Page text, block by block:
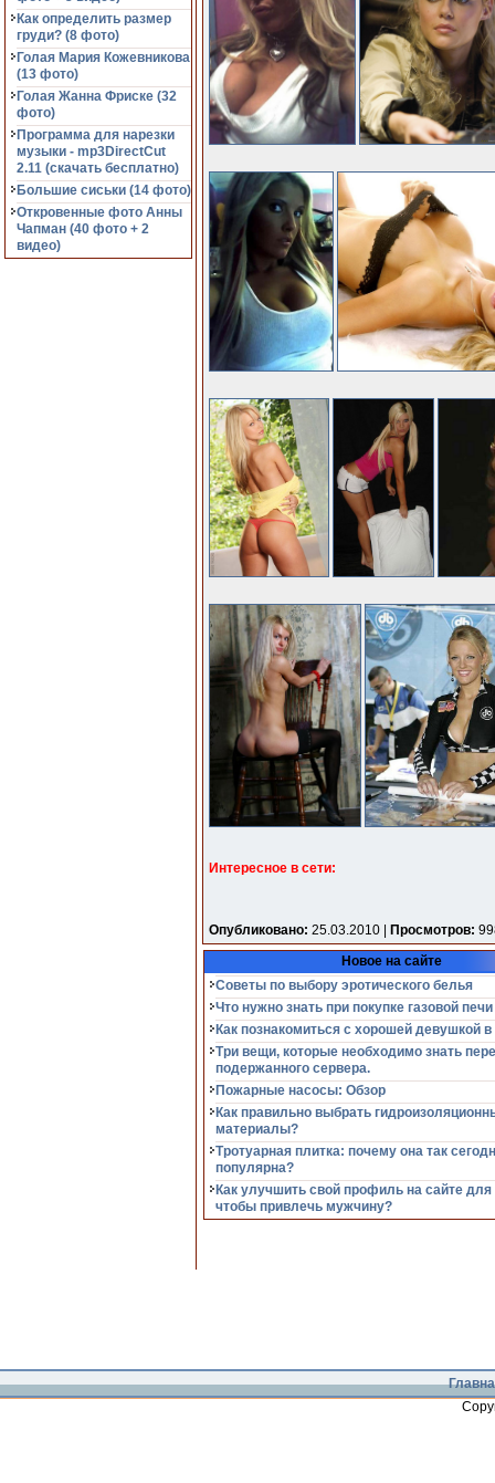
Как определить размер
груди? (8 фото)
Голая Мария Кожевникова
(13 фото)
Голая Жанна Фриске (32
фото)
Программа для нарезки
музыки - mp3DirectCut
2.11 (cкачать бесплатно)
Большие сиськи (14 фото)
Откровенные фото Анны
Чапман (40 фото + 2
видео)
Интересное в сети:
Опубликовано: 25.03.2010 | Просмотров:
Новое на сайте
Советы по выбору эротического белья
Что нужно знать при покупке газовой печи
Как познакомиться с хорошей девушкой в
Три вещи, которые необходимо знать
подержанного сервера.
Пожарные насосы: Обзор
Как правильно выбрать
материалы?
Тротуарная плитка: почему она так
популярна?
Как улучшить свой профиль на сайте для
чтобы привлечь мужчину?